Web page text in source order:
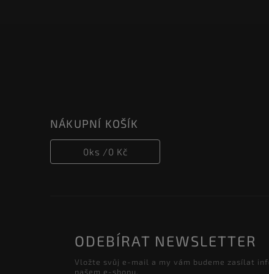
NÁKUPNÍ KOŠÍK
0ks /0 Kč
ODEBÍRAT NEWSLETTER
Vložte svůj e-mail a my vám budeme zasílat
našem e-shopu.